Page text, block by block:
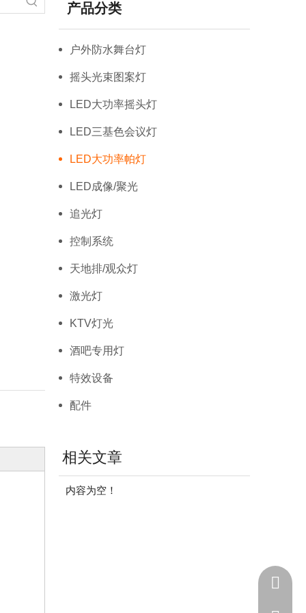
产品分类
户外防水舞台灯
摇头光束图案灯
LED大功率摇头灯
LED三基色会议灯
LED大功率帕灯
LED成像/聚光
追光灯
控制系统
天地排/观众灯
激光灯
KTV灯光
酒吧专用灯
特效设备
配件
相关文章
内容为空！
+86 -